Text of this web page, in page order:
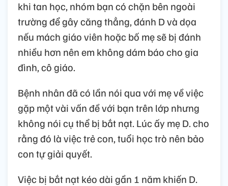
khi tan học, nhóm bạn có chặn bên ngoài
trường để gây căng thẳng, đánh D và dọa
nếu mách giáo viên hoặc bố mẹ sẽ bị đánh
nhiều hơn nên em không dám báo cho gia
đình, cô giáo.
Bệnh nhân đã có lần nói qua với mẹ về việc
gặp một vài vấn đề với bạn trên lớp nhưng
không nói cụ thể bị bắt nạt. Lúc ấy mẹ D. cho
rằng đó là việc trẻ con, tuổi học trò nên bảo
con tự giải quyết.
Việc bị bắt nạt kéo dài gần 1 năm khiến D.